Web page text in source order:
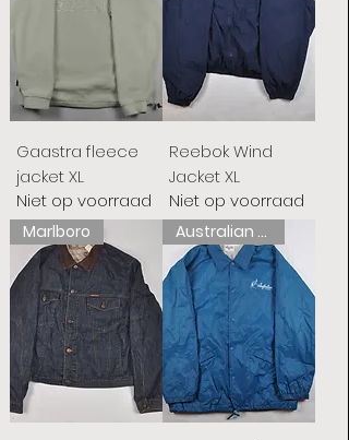
Gaastra fleece
jacket XL
Niet op voorraad
Reebok Wind
Jacket XL
Niet op voorraad
Marlboro Australian L'Alpina